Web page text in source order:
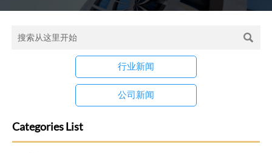

行业新闻
公司新闻
Categories List